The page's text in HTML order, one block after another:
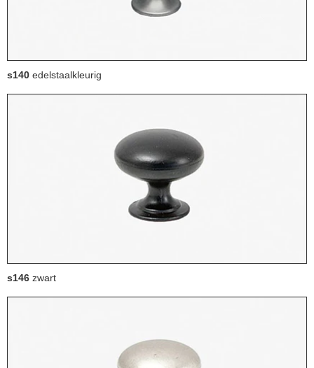
s140 edelstaalkleurig
s146 zwart